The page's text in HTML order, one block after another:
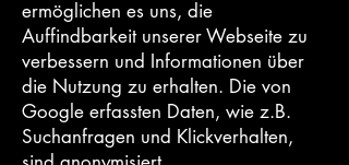
ermöglichen es uns, die
Auffindbarkeit unserer Webseite zu
verbessern und Informationen über
die Nutzung zu erhalten. Die von
Google erfassten Daten, wie z.B.
Suchanfragen und Klickverhalten,